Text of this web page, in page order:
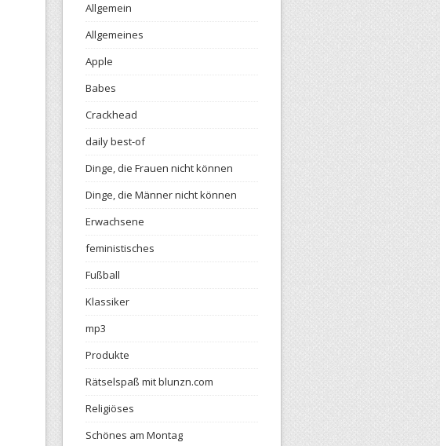
Allgemein
Allgemeines
Apple
Babes
Crackhead
daily best-of
Dinge, die Frauen nicht können
Dinge, die Männer nicht können
Erwachsene
feministisches
Fußball
Klassiker
mp3
Produkte
Rätselspaß mit blunzn.com
Religiöses
Schönes am Montag